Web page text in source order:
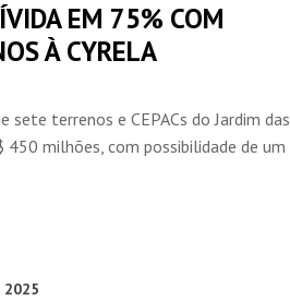
EM 75% COM
À CYRELA
sete terrenos e CEPACs do Jardim das
450 milhões, com possibilidade de um